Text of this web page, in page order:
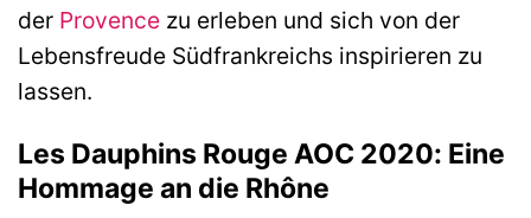
der Provence zu erleben und sich von der
Lebensfreude Südfrankreichs inspirieren zu
lassen.
Les Dauphins Rouge AOC 2020: Eine
Hommage an die Rhône